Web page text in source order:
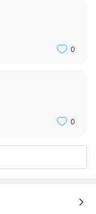
0
0